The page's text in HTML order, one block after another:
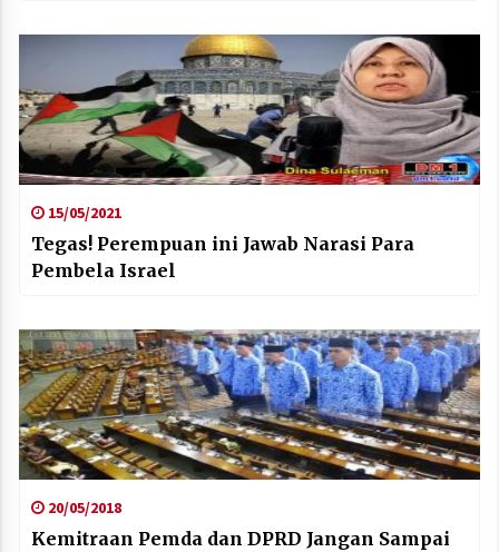
15/05/2021
Tegas! Perempuan ini Jawab Narasi Para
Pembela Israel
20/05/2018
Kemitraan Pemda dan DPRD Jangan Sampai